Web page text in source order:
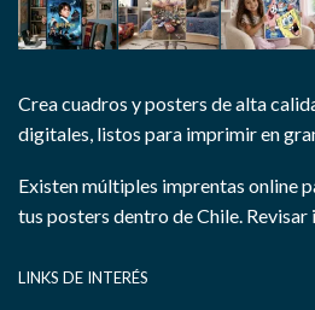
Crea cuadros y posters de alta
digitales, listos para imprimir en
Existen múltiples imprentas online
tus posters dentro de Chile. Revisar
LINKS DE INTERÉS